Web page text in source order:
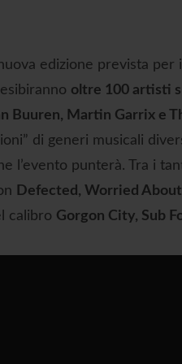
edizione prevista per
oltre 100 artisti
Buuren, Martin Garrix e
di generi musicali
l’evento punterà. Tra i
Defected, Worried
calibro Gorgon City, Sub